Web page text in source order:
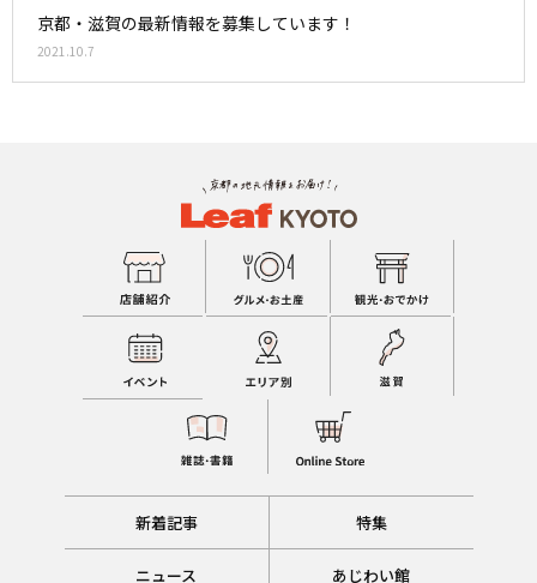
京都・滋賀の最新情報を募集しています！
2021.10.7
新着記事 特集
ニュース あじわい館